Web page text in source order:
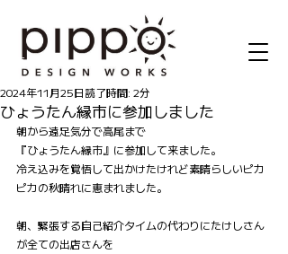
記事
ひょうたん縁市に参加しました
2024年11月25日読了時間: 2分
朝から遠足気分で高尾まで
『ひょうたん縁市』に参加して来ました。
冷え込みを覚悟して出かけたけれど素晴らしいピカ
ピカの秋晴れに恵まれました。
朝、緊張する自己紹介タイムの代わりにたけしさん
が全ての出店さんを